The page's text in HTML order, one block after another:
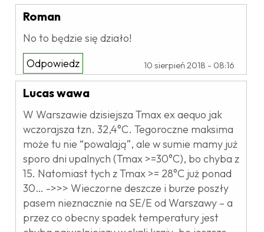
Roman
No to będzie się działo!
10 sierpień 2018 - 08:16
Odpowiedz
Lucas wawa
W Warszawie dzisiejsza Tmax ex aequo jak
wczorajsza tzn. 32,4°C. Tegoroczne maksima
może tu nie “powalają”, ale w sumie mamy już
sporo dni upalnych (Tmax >=30°C), bo chyba z
15. Natomiast tych z Tmax >= 28°C już ponad
30… ->>> Wieczorne deszcze i burze poszły
pasem nieznacznie na SE/E od Warszawy – a
przez co obecny spadek temperatury jest